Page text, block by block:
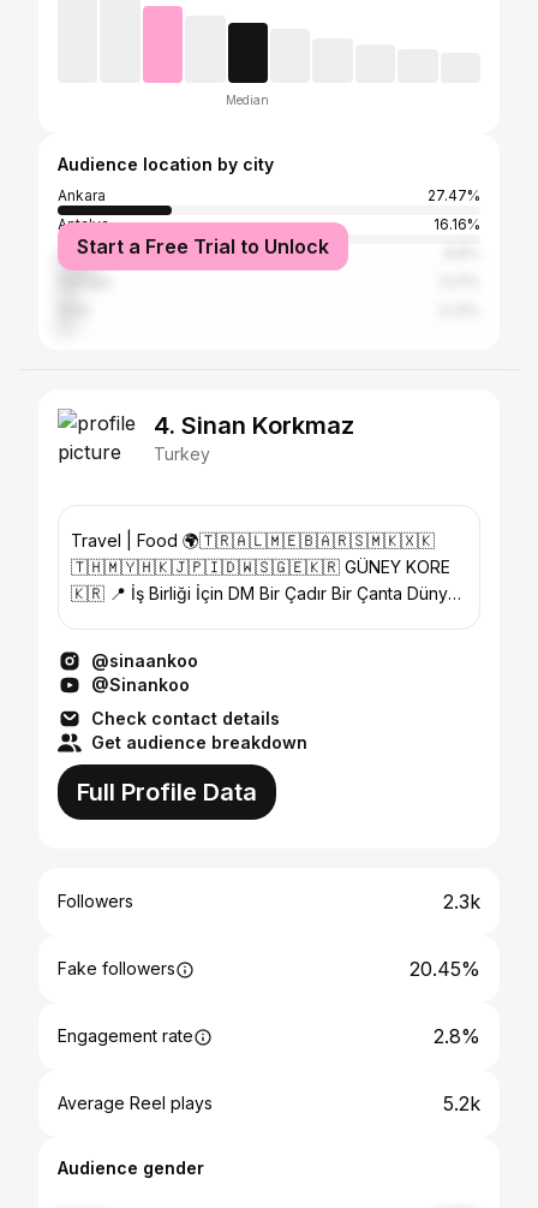
Median
Audience location by city
Ankara
27.47%
Antalya
16.16%
Istanbul
Start a Free Trial to Unlock
4. Sinan Korkmaz
Turkey
Travel | Food 🌍🇹🇷🇦🇱🇲🇪🇧🇦🇷🇸🇲🇰🇽🇰
🇹🇭🇲🇾🇭🇰🇯🇵🇮🇩🇼🇸🇬🇪🇰🇷 GÜNEY KORE
🇰🇷 📍 İş Birliği İçin DM Bir Çadır Bir Çanta Dünya
@sinaankoo
@Sinankoo
Check contact details
Get audience breakdown
Full Profile Data
Followers 2.3k
Fake followers 20.45%
Engagement rate 2.8%
Average Reel plays 5.2k
Audience gender